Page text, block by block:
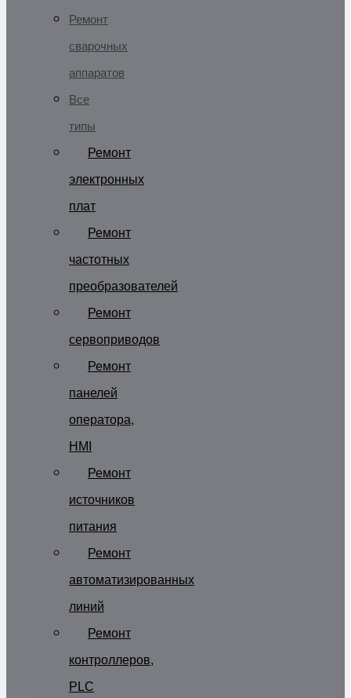
Ремонт
сварочных
аппаратов
Все
типы
Ремонт
электронных
плат
Ремонт
частотных
преобразователей
Ремонт
сервоприводов
Ремонт
панелей
оператора,
HMI
Ремонт
источников
питания
Ремонт
автоматизированных
линий
Ремонт
контроллеров,
PLC